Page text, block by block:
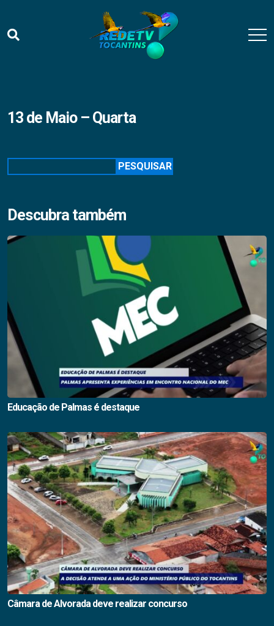
13 de Maio – Quarta
PESQUISAR
Descubra também
Educação de Palmas é destaque
Câmara de Alvorada deve realizar concurso